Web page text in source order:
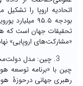
تحقیقات جهان است که
«مشارکت‌های اروپایی»
چین: مدل
رهبری جهانی درحوزۀ هوش